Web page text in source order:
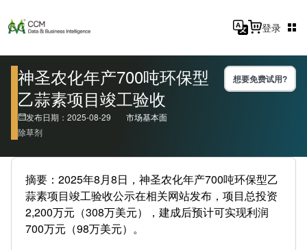
登录
神圣农化年产700吨环保型
乙蒜素项目竣工验收
想要免费试用?
发布日期：2025-08-29
市场基本面
除草剂
摘要：2025年8月8日，神圣农化年产700吨环保型乙
蒜素项目竣工验收公示在相关网站发布，项目总投资
2,200万元（308万美元），建成后预计可实现利润
700万元（98万美元）。